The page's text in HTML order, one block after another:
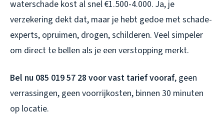
waterschade kost al snel €1.500-4.000. Ja, je
verzekering dekt dat, maar je hebt gedoe met schade-
experts, opruimen, drogen, schilderen. Veel simpeler
om direct te bellen als je een verstopping merkt.
Bel nu 085 019 57 28 voor vast tarief vooraf, geen
verrassingen, geen voorrijkosten, binnen 30 minuten
op locatie.